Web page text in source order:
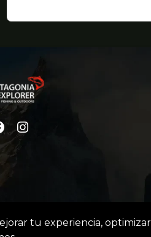
tu experiencia,